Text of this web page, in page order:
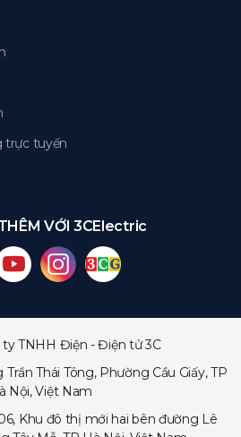
trực tuyến
VỚI 3CElectric
TNHH Điện - Điện tử 3C
Trần Thái Tông, Phường Cầu Giấy, TP
Nội, Việt Nam
Khu đô thị mới hai bên đường Lê